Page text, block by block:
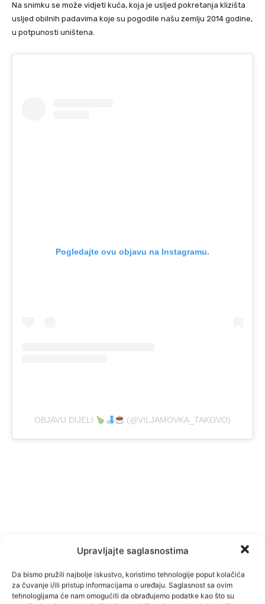
Upravljajte saglasnostima
Da bismo pružili najbolje iskustvo, koristimo tehnologije poput kolačića
za čuvanje i/ili pristup informacijama o uređaju. Saglasnost sa ovim
tehnologijama će nam omogućiti da obrađujemo podatke kao što su
Na snimku se može vidjeti kuća, koja je usljed pokretanja klizišta
usljed obilnih padavima koje su pogodile našu zemlju 2014 godine,
u potpunosti uništena.
Pogledajte ovu objavu na Instagramu.
OBJAVU DIJELI (@VILJAMOVKA_TAKOVO)